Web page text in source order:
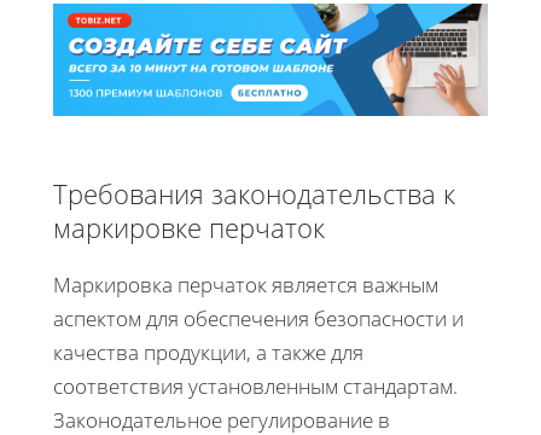
Требования законодательства к
маркировке перчаток
Маркировка перчаток является важным
аспектом для обеспечения безопасности и
качества продукции, а также для
соответствия установленным стандартам.
Законодательное регулирование в